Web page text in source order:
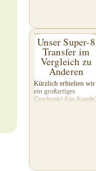
Unser Super-8
Transfer im
Vergleich zu
Anderen
Kürzlich erhielten wir
ein großartiges
Geschenk! Ein Kunde,